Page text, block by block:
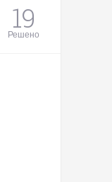
19
Решено